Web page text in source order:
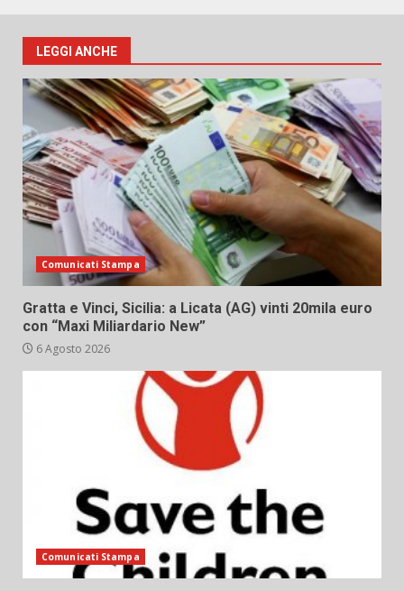
LEGGI ANCHE
Comunicati Stampa
Gratta e Vinci, Sicilia: a Licata (AG) vinti 20mila euro
con “Maxi Miliardario New”
6 Agosto 2026
Comunicati Stampa